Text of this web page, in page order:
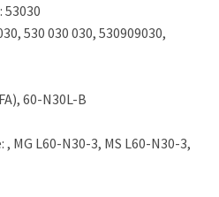
53030
530 030 030, 530909030,
60-N30L-B
MG L60-N30-3, MS L60-N30-3,